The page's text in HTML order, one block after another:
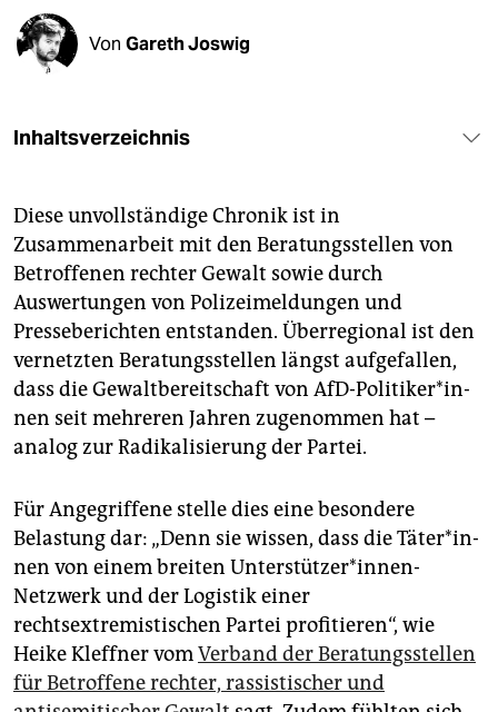
unterstützen
genossenschaft
Von Gareth Joswig
Inhaltsverzeichnis
Diese unvollständige Chronik ist in
Zusammenarbeit mit den Beratungsstellen von
Betroffenen rechter Gewalt sowie durch
Auswertungen von Polizeimeldungen und
Presseberichten entstanden. Überregional ist den
vernetzten Beratungsstellen längst aufgefallen,
dass die Gewaltbereitschaft von AfD-­Po­li­ti­ke­r*in­
nen seit mehreren Jahren zugenommen hat –
analog zur Radikalisierung der Partei.
Für Angegriffene stelle dies eine besondere
Belastung dar: „Denn sie wissen, dass die Tä­te­r*in­
nen von einem breiten Un­ter­stüt­ze­r*innen-
Netzwerk und der Logistik einer
rechtsextremistischen Partei profitieren“, wie
Heike Kleffner vomVerband der Beratungsstellen
für Betroffene rechter, rassistischer und